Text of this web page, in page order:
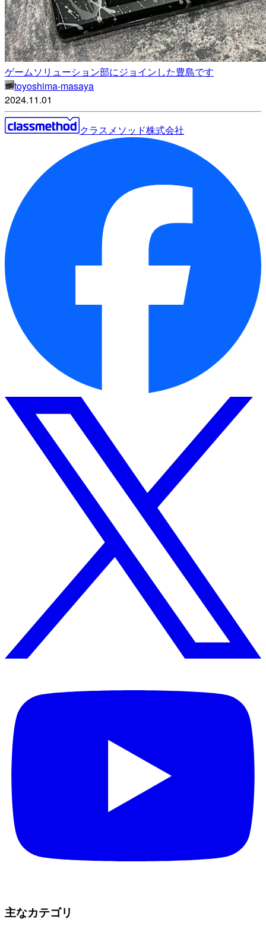
ゲームソリューション部にジョインした豊島です
toyoshima-masaya
2024.11.01
クラスメソッド株式会社
主なカテゴリ